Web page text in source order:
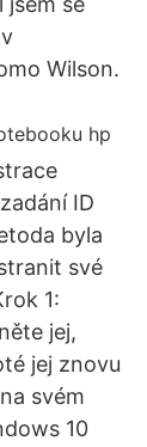
Wilson.
ID
byla
své
1:
jej,
jej znovu
svém
10